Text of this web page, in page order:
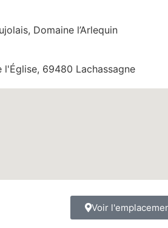
Domaine l’Arlequin
l'Église, 69480 Lachassagne
Voir